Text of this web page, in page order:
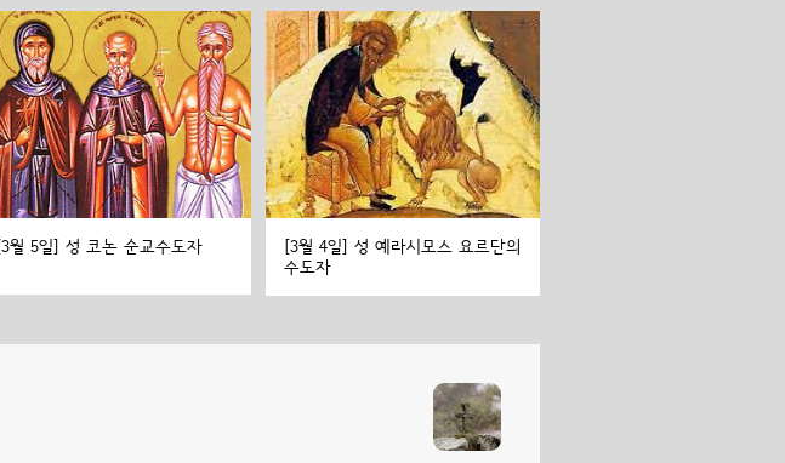
[3월 5일] 성 코논 순교수도자
[3월 4일] 성 예라시모스 요르단의
수도자